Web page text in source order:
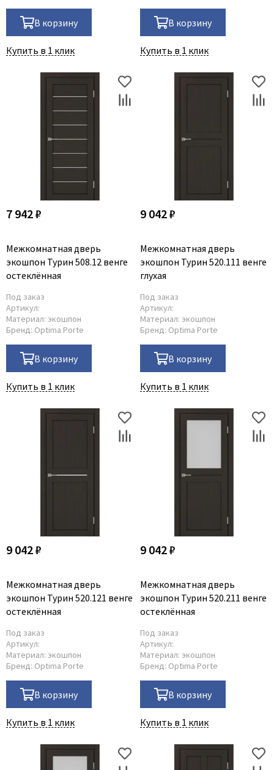
В корзину
Купить в 1 клик
В корзину
Купить в 1 клик
7 942 ₽
Межкомнатная дверь
экошпон Турин 508.12 венге
остеклённая
Под заказ
Артикул:
Материал: экошпон
Бренд: Optima Porte
В корзину
Купить в 1 клик
9 042 ₽
Межкомнатная дверь
экошпон Турин 520.111 венге
глухая
Под заказ
Артикул:
Материал: экошпон
Бренд: Optima Porte
В корзину
Купить в 1 клик
9 042 ₽
Межкомнатная дверь
экошпон Турин 520.121 венге
остеклённая
Под заказ
Артикул:
Материал: экошпон
Бренд: Optima Porte
В корзину
Купить в 1 клик
9 042 ₽
Межкомнатная дверь
экошпон Турин 520.211 венге
остеклённая
Под заказ
Артикул:
Материал: экошпон
Бренд: Optima Porte
В корзину
Купить в 1 клик